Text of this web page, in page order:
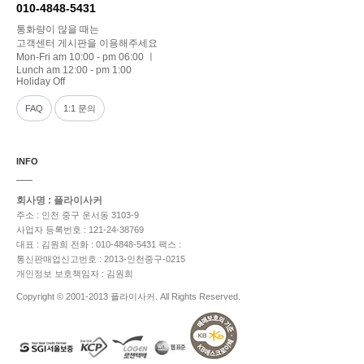
010-4848-5431
통화량이 많을 때는
고객센터 게시판을 이용해주세요
Mon-Fri am 10:00 - pm 06:00 ㅣ
Lunch am 12:00 - pm 1:00
Holiday Off
FAQ 1:1 문의
INFO
회사명 : 플라이사커
주소 : 인천 중구 운서동 3103-9
사업자 등록번호 : 121-24-38769
대표 : 김원희 전화 : 010-4848-5431 팩스 :
통신판매업신고번호 : 2013-인천중구-0215
개인정보 보호책임자 : 김원희
Copyright © 2001-2013 플라이사커. All Rights Reserved.